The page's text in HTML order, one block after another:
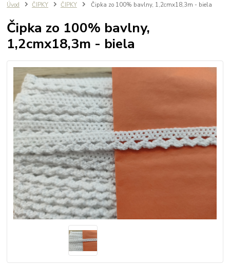
Úvod ČIPKY ČIPKY Čipka zo 100% bavlny, 1,2cmx18,3m - biela
Čipka zo 100% bavlny,
1,2cmx18,3m - biela